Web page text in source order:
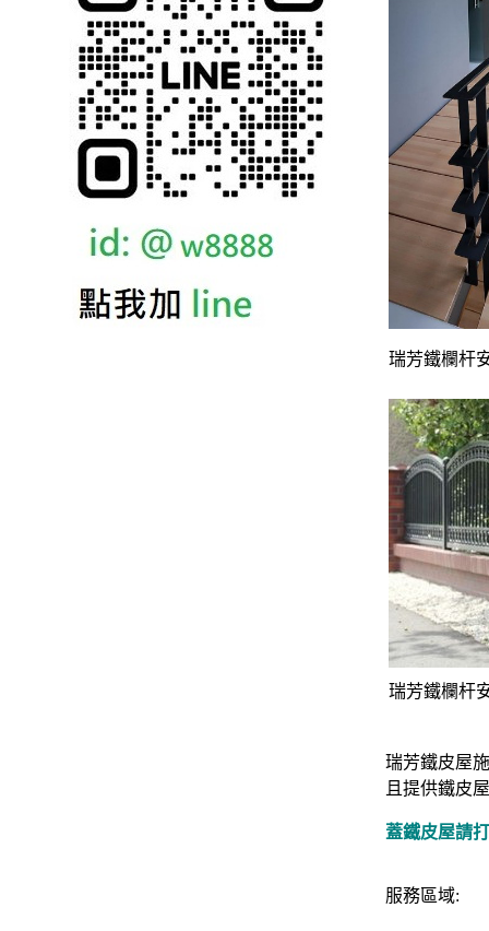
瑞芳鐵欄杆
瑞芳鐵欄杆
瑞芳鐵皮屋
且提供鐵皮
蓋鐵皮屋請
服務區域: